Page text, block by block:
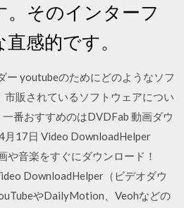
そのインターフ
感的です。
ー youtubeのためにどのようなソフ
市販されているソフトウェアについ
番おすすめのはDVDFab 動画ダウ
月17日 Video DownloadHelper
や音楽をすぐにダウンロード！
DownloadHelper（ビデオダウ
やDailyMotion、Veohなどの